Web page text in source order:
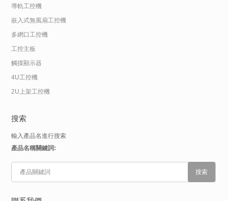
導軌工控機
嵌入式無風扇工控機
多網口工控機
工控主板
觸摸顯示器
4U工控機
2U上架工控機
搜索
輸入產品名進行搜索
產品名稱關鍵詞: